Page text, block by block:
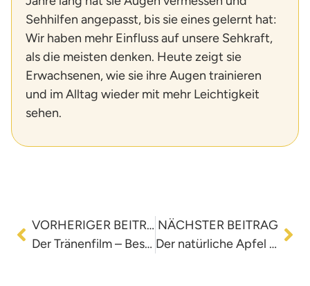
Sehhilfen angepasst, bis sie eines gelernt hat:
Wir haben mehr Einfluss auf unsere Sehkraft,
als die meisten denken. Heute zeigt sie
Erwachsenen, wie sie ihre Augen trainieren
und im Alltag wieder mit mehr Leichtigkeit
sehen.
VORHERIGER BEITRAG
Der Tränenfilm – Beschaffenheit und Funktion
NÄCHSTER BEITRAG
Der natürliche Apfel – König der Gesundmacher